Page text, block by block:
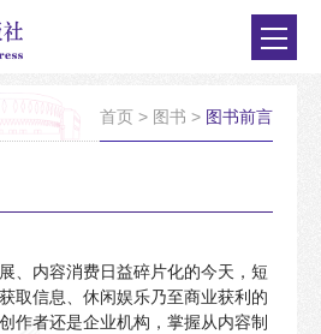
首页 > 图书 > 图书前言
、内容消费日益碎片化的今天，短
取信息、休闲娱乐乃至商业获利的
作者还是企业机构，掌握从内容制